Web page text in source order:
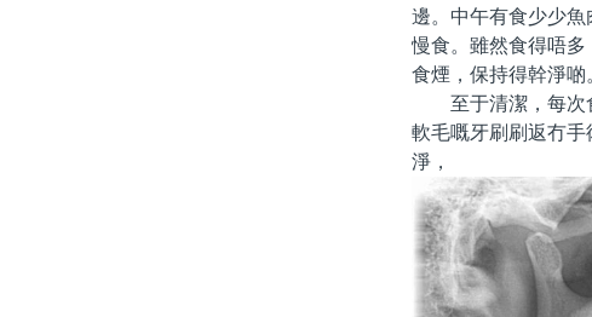
邊。中午有食少少
慢食。雖然食得唔
食煙，保持得幹淨啲
至于清潔，每次食
軟毛嘅牙刷刷返冇
淨，